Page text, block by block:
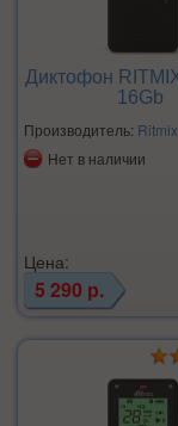
Диктофон
16Gb
Производитель: Ritmix
Нет в наличии
Цена:
5 290 р.